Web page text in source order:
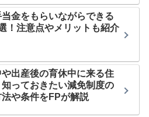
金をもらいながらできる
！注意点やメリットも紹介
出産後の育休中に来る住
知っておきたい減免制度の
法や条件をFPが解説